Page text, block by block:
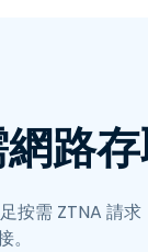
路
按需 ZTNA 請